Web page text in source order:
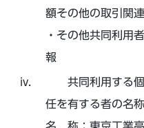
額その他の取引関
・その他共同利用
報
共同利用する
任を有する者の名